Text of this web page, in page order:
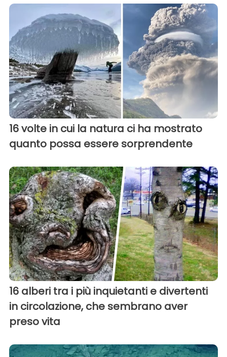
16 volte in cui la natura ci ha mostrato
quanto possa essere sorprendente
16 alberi tra i più inquietanti e divertenti
in circolazione, che sembrano aver
preso vita